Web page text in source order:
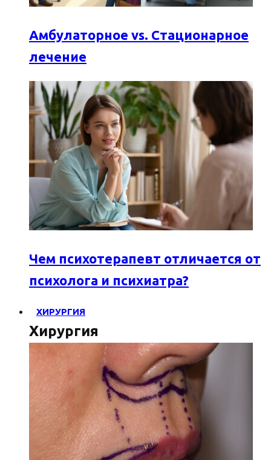
Амбулаторное vs. Стационарное
лечение
Чем психотерапевт отличается от
психолога и психиатра?
ХИРУРГИЯ
Хирургия